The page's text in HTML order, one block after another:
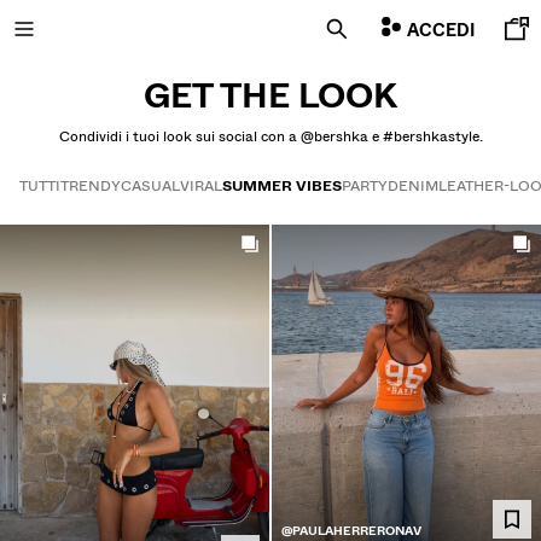
ACCEDI
GET THE LOOK
Condividi i tuoi look sui social con a @bershka e #bershkastyle.
TUTTITRENDYCASUALVIRALSUMMER VIBESPARTYDENIMLEATHER-
@PAULAHERRERONAV
NOVITÀ
CURATED BY
COMBO WINS %
TUTTO
E POLO